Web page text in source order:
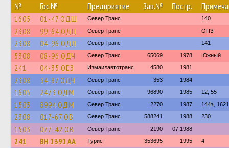
№ Гос.№ Предприятие Зав.№ Постр.
1605 01-47 ОДШ Север Транс 140
2308 99-64 ОДЦ Север Транс ОПЗ
2308 04-96 ОДЛ Север Транс 141
5308 08-96 ОДЧ Север Транс 65069 1978 Южный
241 04-35 ОЕЗ Измаилавтотранс 4580 1981
2308 34-87 ОДЧ Север Транс 353 1984
1605 2473 ОДМ Север Транс 96890 1985 12, 55
1503 8994 ОДМ Север Транс 2270 1987 144э,
2308 017-67 ОВ Север Транс 588241 1988 230
1503 077-42 ОВ Север Транс 2190 07.1988
241 BH 1391 AA Турист 353695 1995 4